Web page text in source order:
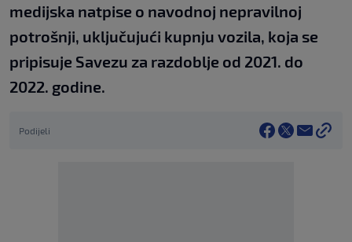
medijska natpise o navodnoj nepravilnoj
potrošnji, uključujući kupnju vozila, koja se
pripisuje Savezu za razdoblje od 2021. do
2022. godine.
Podijeli